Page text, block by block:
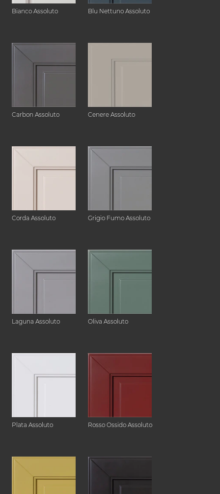
Bianco Assoluto Blu Nettuno Assoluto
Carbon Assoluto Cenere Assoluto
Corda Assoluto Grigio Fumo Assoluto
Laguna Assoluto Oliva Assoluto
Plata Assoluto Rosso Ossido Assoluto